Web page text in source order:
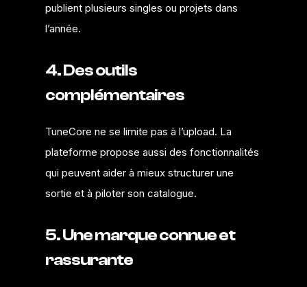
publient plusieurs singles ou projets dans
l’année.
4. Des outils
complémentaires
TuneCore ne se limite pas à l’upload. La
plateforme propose aussi des fonctionnalités
qui peuvent aider à mieux structurer une
sortie et à piloter son catalogue.
5. Une marque connue et
rassurante